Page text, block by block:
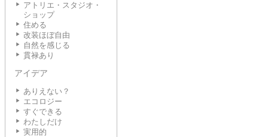
アトリエ・スタジオ・
ショップ
住める
改装ほぼ自由
自然を感じる
貫禄あり
アイデア
ありえない？
エコロジー
すぐできる
わたしだけ
実用的